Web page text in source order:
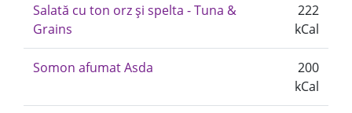
Salată cu ton orz și spelta - Tuna &
Grains
222
kCal
Somon afumat Asda
200
kCal